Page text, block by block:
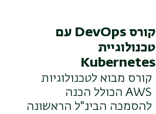
קורס DevOps עם
טכנולוגיית
Kubernetes
קורס מבוא לטכנולוגיות
AWS הכולל הכנה
להסמכה הבינ"ל הראשונה